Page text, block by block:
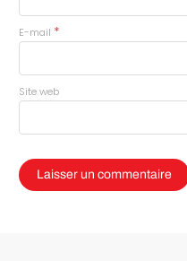
E-mail *
Site web